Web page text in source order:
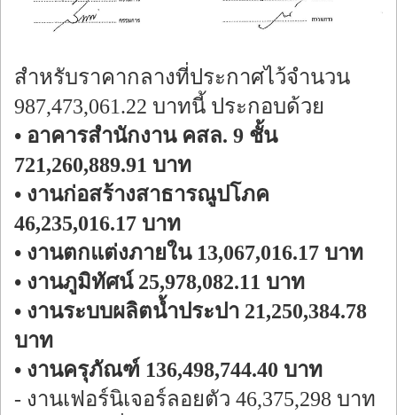
สำหรับราคากลางที่ประกาศไว้จำนวน
987,473,061.22 บาทนี้ ประกอบด้วย
• อาคารสำนักงาน คสล. 9 ชั้น
721,260,889.91 บาท
• งานก่อสร้างสาธารณูปโภค
46,235,016.17 บาท
• งานตกแต่งภายใน 13,067,016.17 บาท
• งานภูมิทัศน์ 25,978,082.11 บาท
• งานระบบผลิตน้ำประปา 21,250,384.78
บาท
• งานครุภัณฑ์ 136,498,744.40 บาท
- งานเฟอร์นิเจอร์ลอยตัว 46,375,298 บาท